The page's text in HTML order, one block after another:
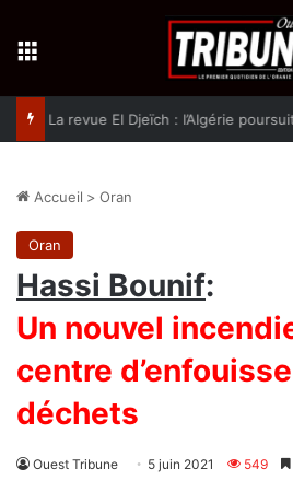
Accueil > Oran
Oran
Hassi Bounif:
Un nouvel
centre
déchets
Ouest Tribune 5 juin 2021 549